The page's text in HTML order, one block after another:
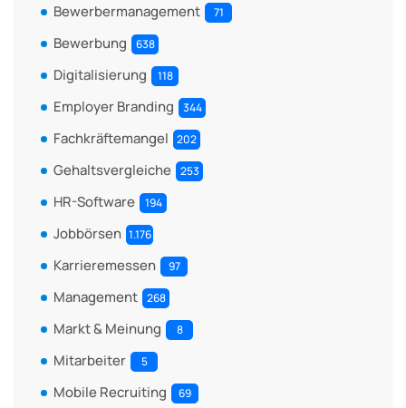
Bewerbermanagement 71
Bewerbung 638
Digitalisierung 118
Employer Branding 344
Fachkräftemangel 202
Gehaltsvergleiche 253
HR-Software 194
Jobbörsen 1.176
Karrieremessen 97
Management 268
Markt & Meinung 8
Mitarbeiter 5
Mobile Recruiting 69